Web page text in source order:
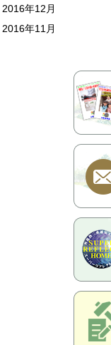
2016年12月
2016年11月